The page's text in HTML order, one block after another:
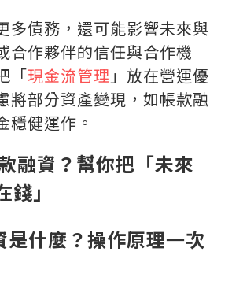
多債務，還可能影響未來與
合作夥伴的信任與合作機
「 現金流管理 」放在營運優
將部分資產變現，如帳款融
穩健運作。
融資？幫你把「未來
錢」
是什麼？操作原理一次